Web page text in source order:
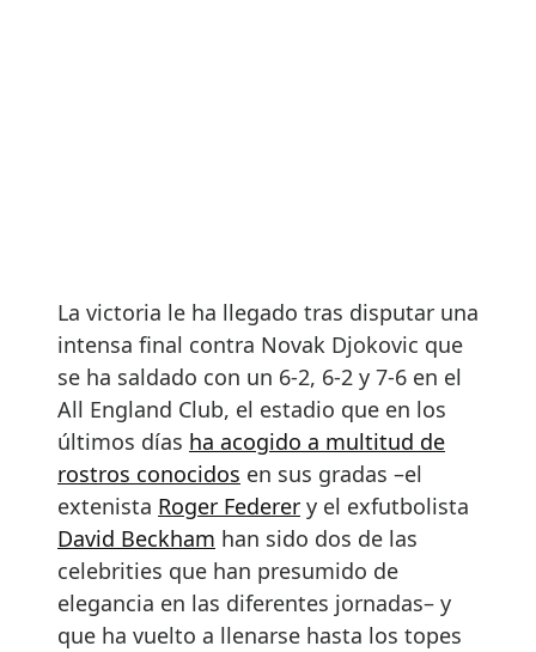
La victoria le ha llegado tras disputar una
intensa final contra Novak Djokovic que
se ha saldado con un 6-2, 6-2 y 7-6 en el
All England Club, el estadio que en los
últimos días ha acogido a multitud de
rostros conocidos en sus gradas –el
extenista Roger Federer y el exfutbolista
David Beckham han sido dos de las
celebrities que han presumido de
elegancia en las diferentes jornadas– y
que ha vuelto a llenarse hasta los topes